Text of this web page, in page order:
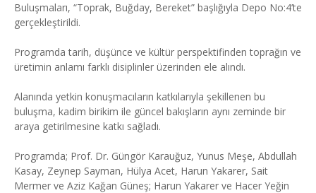
Buluşmaları, “Toprak, Buğday, Bereket” başlığıyla Depo No:4’te
gerçekleştirildi.
Programda tarih, düşünce ve kültür perspektifinden toprağın ve
üretimin anlamı farklı disiplinler üzerinden ele alındı.
Alanında yetkin konuşmacıların katkılarıyla şekillenen bu
buluşma, kadim birikim ile güncel bakışların aynı zeminde bir
araya getirilmesine katkı sağladı.
Programda; Prof. Dr. Güngör Karauğuz, Yunus Meşe, Abdullah
Kasay, Zeynep Sayman, Hülya Acet, Harun Yakarer, Sait
Mermer ve Aziz Kağan Güneş; Harun Yakarer ve Hacer Yeğin